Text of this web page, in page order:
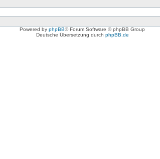
Powered by phpBB® Forum Software © phpBB Group
Deutsche Übersetzung durch phpBB.de